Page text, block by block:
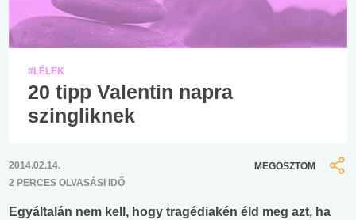
#LÉLEK
20 tipp Valentin napra
szingliknek
2014.02.14.
2 PERCES OLVASÁSI IDŐ
MEGOSZTOM
Egyáltalán nem kell, hogy tragédiakén éld meg azt, ha